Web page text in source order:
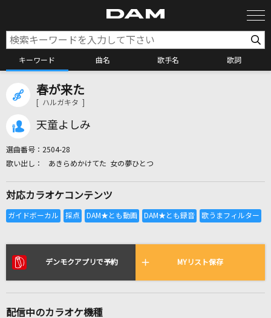
キーワード 曲名 歌手名 歌詞
全国りれき
ONE OK ROCK
春が来た
[ ハルガキタ ]
天童よしみ
選曲番号： 2504-28
あきらめかけてた 女の夢ひとつ
対応カラオケコンテンツ
デンモクアプリで予約 MYリスト保存
配信中のカラオケ機種